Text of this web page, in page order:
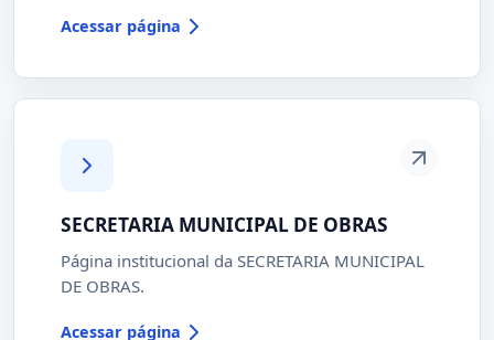
Acessar página
SECRETARIA MUNICIPAL DE OBRAS
Página institucional da SECRETARIA MUNICIPAL
DE OBRAS.
Acessar página